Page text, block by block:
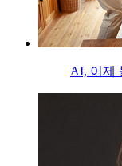
AI, 이제